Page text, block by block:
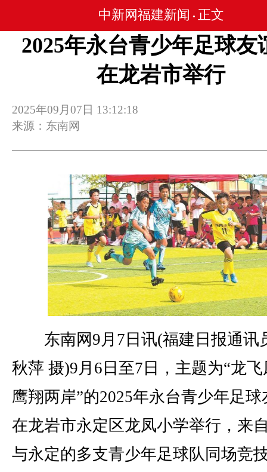
中新网福建新闻 • 正文
2025年永台青少年足球友
在龙岩市举行
2025年09月07日 13:12:18
来源：东南网
东南网9月7日讯(福建日报通讯
秋萍 摄)9月6日至7日，主题为“龙飞
鹰翔两岸”的2025年永台青少年足球
在龙岩市永定区龙凤小学举行，来
与永定的多支青少年足球队同场竞